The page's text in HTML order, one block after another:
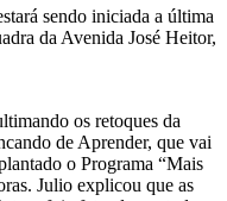
sendo iniciada a última
da Avenida José Heitor,
os retoques da
de Aprender, que vai
o Programa “Mais
Julio explicou que as